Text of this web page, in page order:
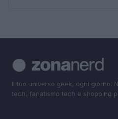
Il tuo universo geek, ogni giorno.
tech, fanatismo tech e shopping